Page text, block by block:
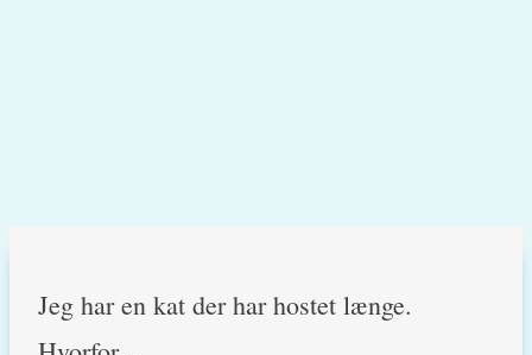
Jeg har en kat der har hostet længe.